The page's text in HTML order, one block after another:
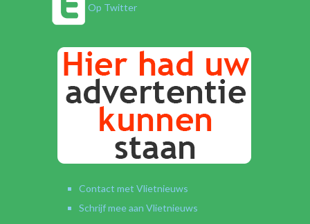
Op Twitter
Contact met Vlietnieuws
Schrijf mee aan Vlietnieuws